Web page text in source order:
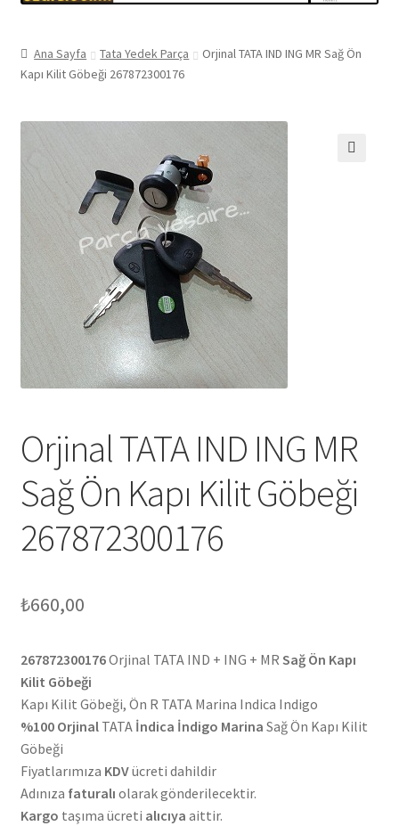
Ana Sayfa Tata Yedek Parça
Orjinal TATA IND ING MR Sağ Ön
Kapı Kilit Göbeği 267872300176
Orjinal TATA IND ING MR
Sağ Ön Kapı Kilit Göbeği
267872300176
₺660,00
267872300176Orjinal TATA IND + ING + MR Sağ Ön Kapı
Kilit Göbeği
Kapı Kilit Göbeği, Ön R TATA Marina Indica Indigo
%100 OrjinalTATA İndica İndigo Marina Sağ Ön Kapı Kilit
Göbeği
Fiyatlarımıza KDVücreti dahildir
Adınıza faturalı olarak gönderilecektir.
Kargo taşıma ücreti alıcıya aittir.